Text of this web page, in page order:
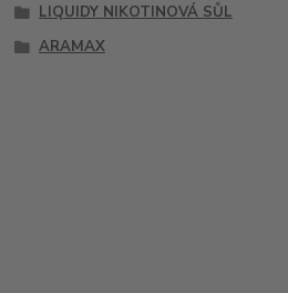
LIQUIDY NIKOTINOVÁ SŮL
ARAMAX